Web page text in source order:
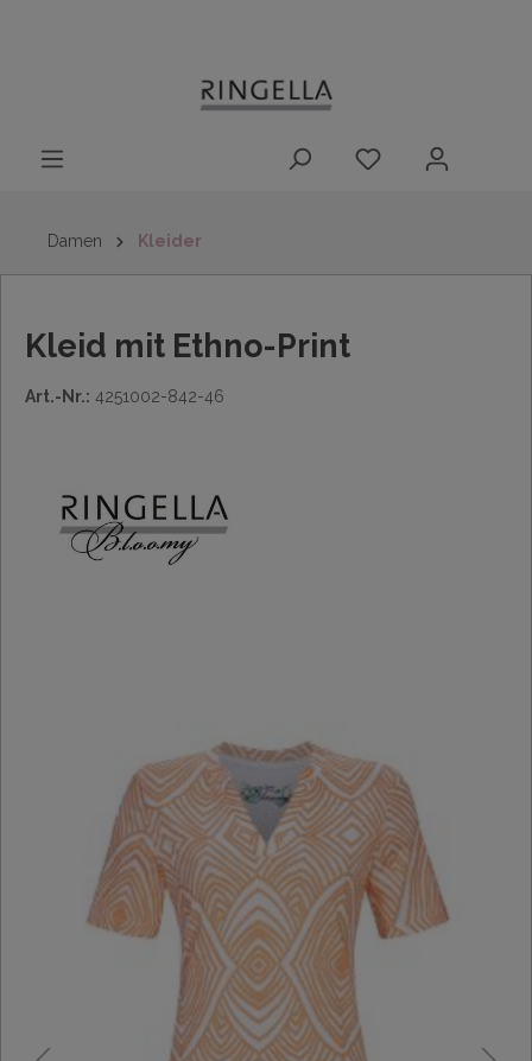
Damen Kleider
Kleid mit Ethno-Print
Art.-Nr.: 4251002-842-46